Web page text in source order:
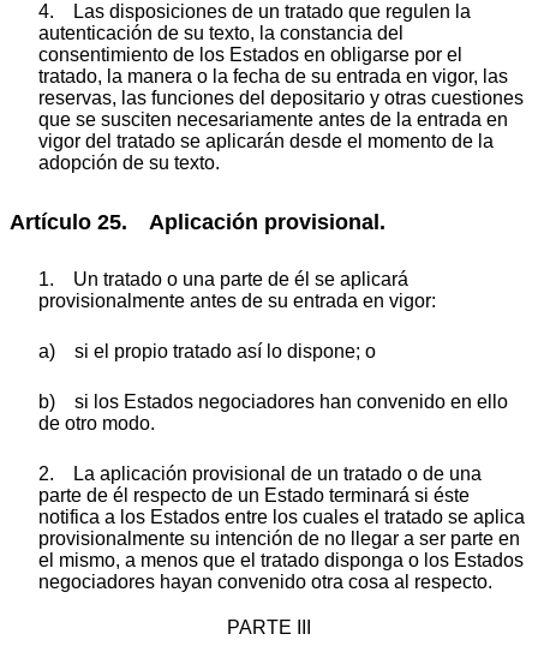
4. Las disposiciones de un tratado que regulen la
autenticación de su texto, la constancia del
consentimiento de los Estados en obligarse por el
tratado, la manera o la fecha de su entrada en vigor, las
reservas, las funciones del depositario y otras cuestiones
que se susciten necesariamente antes de la entrada en
vigor del tratado se aplicarán desde el momento de la
adopción de su texto.
Artículo 25. Aplicación provisional.
1. Un tratado o una parte de él se aplicará
provisionalmente antes de su entrada en vigor:
a) si el propio tratado así lo dispone; o
b) si los Estados negociadores han convenido en ello
de otro modo.
2. La aplicación provisional de un tratado o de una
parte de él respecto de un Estado terminará si éste
notifica a los Estados entre los cuales el tratado se aplica
provisionalmente su intención de no llegar a ser parte en
el mismo, a menos que el tratado disponga o los Estados
negociadores hayan convenido otra cosa al respecto.
PARTE III